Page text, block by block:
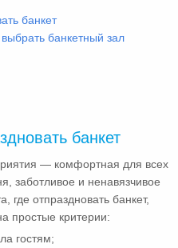
банкет
банкетный зал
банкет
— комфортная для всех
заботливое и ненавязчивое
отпраздновать банкет,
простые критерии:
гостям;